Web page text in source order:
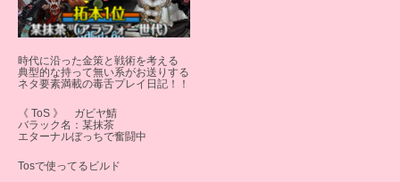
時代に沿った金策と戦術を考える
典型的な持って無い系がお送りする
ネタ要素満載の毒舌プレイ日記！！
《 ToS 》 ガビヤ鯖
バラック名：某抹茶
エターナルぼっちで奮闘中
Tosで使ってるビルド